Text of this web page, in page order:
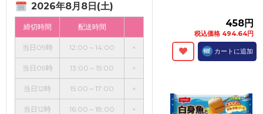
2026年8月8日(土)
締切時間 配送時間
当日09時 12:00～14:00 ×
当日09時 13:00～15:00 ×
当日12時 15:00～17:00 ×
当日12時 16:00～18:00 ×
458円
税込価格 494.64円
カートに追加